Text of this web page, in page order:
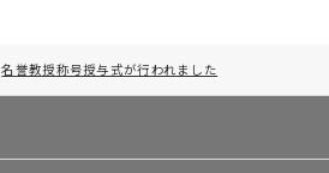
名誉教授称号授与式が行われました